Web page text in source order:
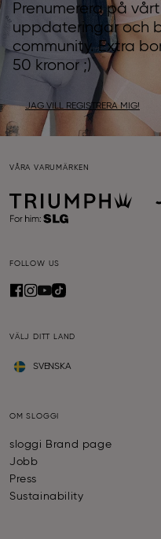
Prenumerera på
uppdateringar och
community. Extra
50 kronor ;)
JAG VILL REGISTRERA MIG!
VÅRA VARUMÄRKEN
FOLLOW US
VÄLJ DITT LAND
SVENSKA
OM SLOGGI
sloggi Brand page
Jobb
Press
Sustainability